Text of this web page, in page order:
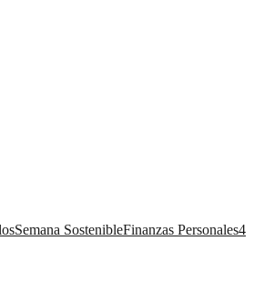
Semana SostenibleFinanzas Personales4